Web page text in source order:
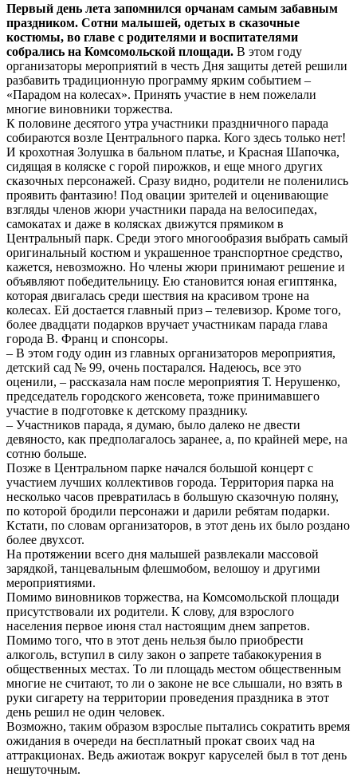
Первый день лета запомнился орчанам самым забавным
праздником. Сотни малышей, одетых в сказочные
костюмы, во главе с родителями и воспитателями
собрались на Комсомольской площади. В этом году
организаторы мероприятий в честь Дня защиты детей решили
разбавить традиционную программу ярким событием –
«Парадом на колесах». Принять участие в нем пожелали
многие виновники торжества.
К половине десятого утра участники праздничного парада
собираются возле Центрального парка. Кого здесь только нет!
И крохотная Золушка в бальном платье, и Красная Шапочка,
сидящая в коляске с горой пирожков, и еще много других
сказочных персонажей. Сразу видно, родители не поленились
проявить фантазию! Под овации зрителей и оценивающие
взгляды членов жюри участники парада на велосипедах,
самокатах и даже в колясках движутся прямиком в
Центральный парк. Среди этого многообразия выбрать самый
оригинальный костюм и украшенное транспортное средство,
кажется, невозможно. Но члены жюри принимают решение и
объявляют победительницу. Ею становится юная египтянка,
которая двигалась среди шествия на красивом троне на
колесах. Ей достается главный приз – телевизор. Кроме того,
более двадцати подарков вручает участникам парада глава
города В. Франц и спонсоры.
– В этом году один из главных организаторов мероприятия,
детский сад № 99, очень постарался. Надеюсь, все это
оценили, – рассказала нам после мероприятия Т. Нерушенко,
председатель городского женсовета, тоже принимавшего
участие в подготовке к детскому празднику.
– Участников парада, я думаю, было далеко не двести
девяносто, как предполагалось заранее, а, по крайней мере, на
сотню больше.
Позже в Центральном парке начался большой концерт с
участием лучших коллективов города. Территория парка на
несколько часов превратилась в большую сказочную поляну,
по которой бродили персонажи и дарили ребятам подарки.
Кстати, по словам организаторов, в этот день их было роздано
более двухсот.
На протяжении всего дня малышей развлекали массовой
зарядкой, танцевальным флешмобом, велошоу и другими
мероприятиями.
Помимо виновников торжества, на Комсомольской площади
присутствовали их родители. К слову, для взрослого
населения первое июня стал настоящим днем запретов.
Помимо того, что в этот день нельзя было приобрести
алкоголь, вступил в силу закон о запрете табакокурения в
общественных местах. То ли площадь местом общественным
многие не считают, то ли о законе не все слышали, но взять в
руки сигарету на территории проведения праздника в этот
день решил не один человек.
Возможно, таким образом взрослые пытались сократить время
ожидания в очереди на бесплатный прокат своих чад на
аттракционах. Ведь ажиотаж вокруг каруселей был в тот день
нешуточным.